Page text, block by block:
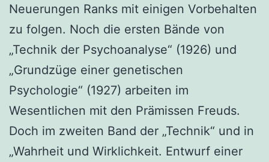
Neuerungen Ranks mit einigen Vorbehalten
zu folgen. Noch die ersten Bände von
„Technik der Psychoanalyse“ (1926) und
„Grundzüge einer genetischen
Psychologie“ (1927) arbeiten im
Wesentlichen mit den Prämissen Freuds.
Doch im zweiten Band der „Technik“ und in
„Wahrheit und Wirklichkeit. Entwurf einer